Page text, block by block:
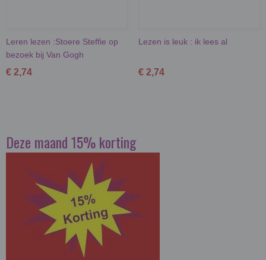
Leren lezen :Stoere Steffie op
bezoek bij Van Gogh
€ 2,74
Lezen is leuk : ik lees al
€ 2,74
Deze maand 15% korting